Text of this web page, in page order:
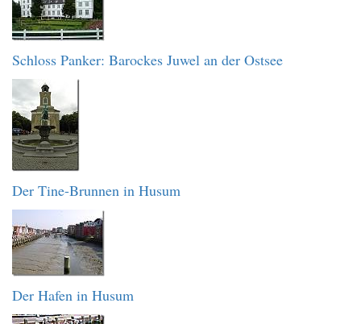
Schloss Panker: Barockes Juwel an der Ostsee
Der Tine-Brunnen in Husum
Der Hafen in Husum